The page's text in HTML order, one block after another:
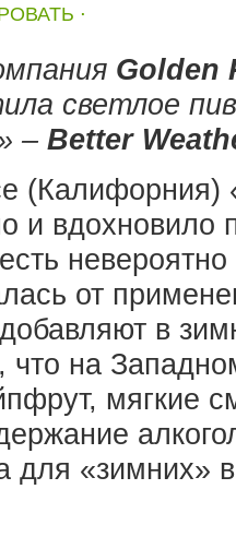
⋅
Golden
светлое
– Better
(Калифорния)
и вдохновило
от
в
что на
мягкие
для «зимних»